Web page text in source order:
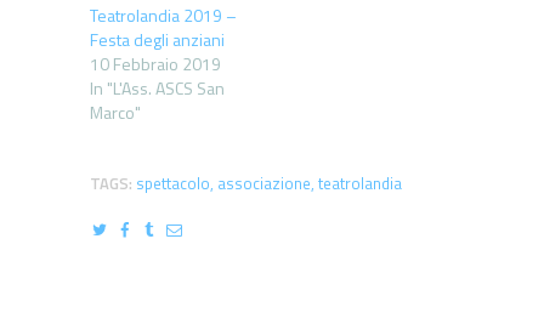
Teatrolandia 2019 –
Festa degli anziani
10 Febbraio 2019
In "L'Ass. ASCS San
Marco"
TAGS: spettacolo, associazione, teatrolandia